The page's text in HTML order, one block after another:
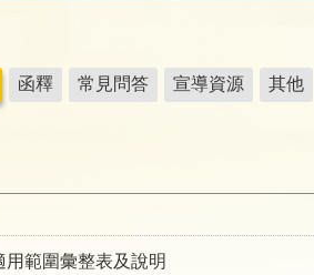
函釋 常見問答 宣導資源 其他
範圍彙整表及說明